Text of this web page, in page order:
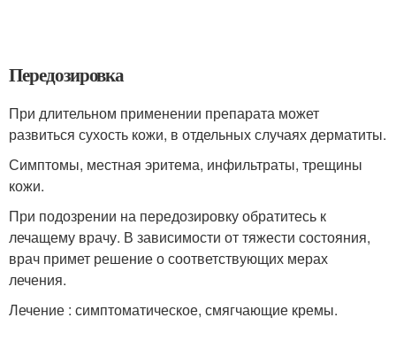
Передозировка
При длительном применении препарата может
развиться сухость кожи, в отдельных случаях дерматиты.
Симптомы, местная эритема, инфильтраты, трещины
кожи.
При подозрении на передозировку обратитесь к
лечащему врачу. В зависимости от тяжести состояния,
врач примет решение о соответствующих мерах
лечения.
Лечение : симптоматическое, смягчающие кремы.